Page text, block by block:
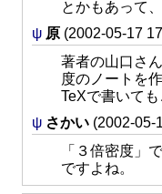
とかもあって
ψ 原 (2002-05-17
著者の山口さ
度のノートを
TeXで書いて
ψ さかい (2002-05-
「３倍密度」
ですよね。